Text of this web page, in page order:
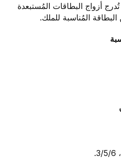
أزواج البطاقات المُستبعدة
المُناسبة للملك.